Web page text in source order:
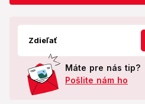
Zdieľať
Máte pre nás tip?
Pošlite nám ho